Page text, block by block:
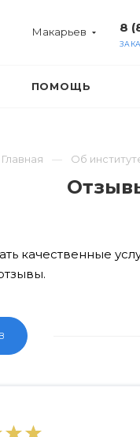
Макарьев 8
ПОМОЩЬ
Главная Об
качественные